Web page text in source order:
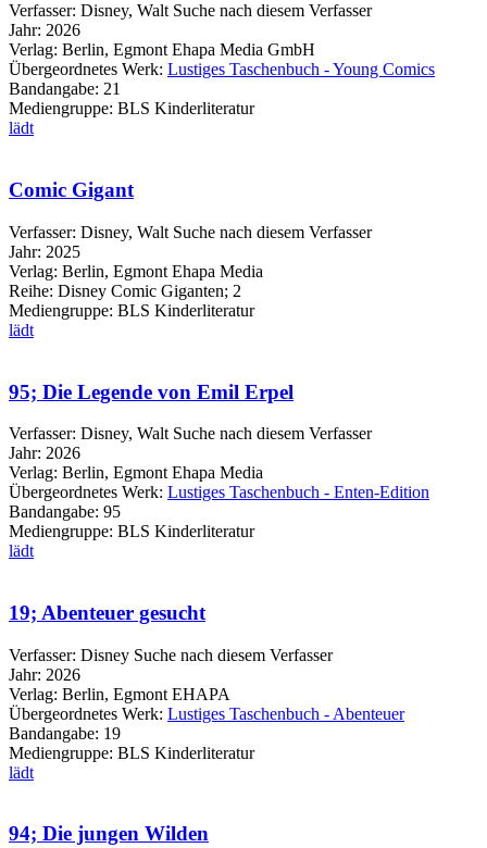
Verfasser: Disney, Walt Suche nach diesem Verfasser
Jahr: 2026
Verlag: Berlin, Egmont Ehapa Media GmbH
Übergeordnetes Werk: Lustiges Taschenbuch - Young Comics
Bandangabe: 21
Mediengruppe: BLS Kinderliteratur
lädt
Comic Gigant
Verfasser: Disney, Walt Suche nach diesem Verfasser
Jahr: 2025
Verlag: Berlin, Egmont Ehapa Media
Reihe: Disney Comic Giganten; 2
Mediengruppe: BLS Kinderliteratur
lädt
95; Die Legende von Emil Erpel
Verfasser: Disney, Walt Suche nach diesem Verfasser
Jahr: 2026
Verlag: Berlin, Egmont Ehapa Media
Übergeordnetes Werk: Lustiges Taschenbuch - Enten-Edition
Bandangabe: 95
Mediengruppe: BLS Kinderliteratur
lädt
19; Abenteuer gesucht
Verfasser: Disney Suche nach diesem Verfasser
Jahr: 2026
Verlag: Berlin, Egmont EHAPA
Übergeordnetes Werk: Lustiges Taschenbuch - Abenteuer
Bandangabe: 19
Mediengruppe: BLS Kinderliteratur
lädt
94; Die jungen Wilden